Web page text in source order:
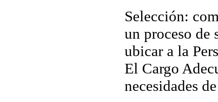
Selección:
un proceso de
ubicar a la
El Cargo
necesidades